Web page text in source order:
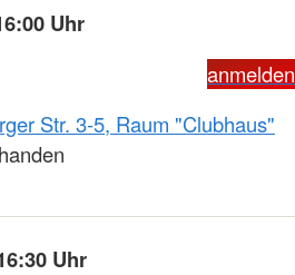
Uhr
anmelden
Str. 3-5, Raum "Clubhaus"
Uhr